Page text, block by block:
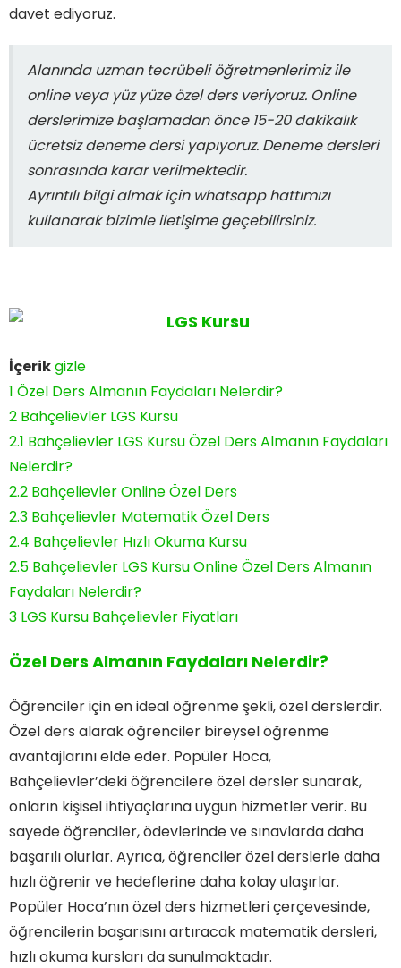
davet ediyoruz.
Alanında uzman tecrübeli öğretmenlerimiz ile
online veya yüz yüze özel ders veriyoruz. Online
derslerimize başlamadan önce 15-20 dakikalık
ücretsiz deneme dersi yapıyoruz. Deneme dersleri
sonrasında karar verilmektedir.
Ayrıntılı bilgi almak için whatsapp hattımızı
kullanarak bizimle iletişime geçebilirsiniz.
İçerikgizle
1 Özel Ders Almanın Faydaları Nelerdir?
2 Bahçelievler LGS Kursu
2.1 Bahçelievler LGS Kursu Özel Ders Almanın Faydaları
Nelerdir?
2.2 Bahçelievler Online Özel Ders
2.3 Bahçelievler Matematik Özel Ders
2.4 Bahçelievler Hızlı Okuma Kursu
2.5 Bahçelievler LGS Kursu Online Özel Ders Almanın
Faydaları Nelerdir?
3 LGS Kursu Bahçelievler Fiyatları
Özel Ders Almanın Faydaları Nelerdir?
Öğrenciler için en ideal öğrenme şekli, özel derslerdir.
Özel ders alarak öğrenciler bireysel öğrenme
avantajlarını elde eder. Popüler Hoca,
Bahçelievler’deki öğrencilere özel dersler sunarak,
onların kişisel ihtiyaçlarına uygun hizmetler verir. Bu
sayede öğrenciler, ödevlerinde ve sınavlarda daha
başarılı olurlar. Ayrıca, öğrenciler özel derslerle daha
hızlı öğrenir ve hedeflerine daha kolay ulaşırlar.
Popüler Hoca’nın özel ders hizmetleri çerçevesinde,
öğrencilerin başarısını artıracak matematik dersleri,
hızlı okuma kursları da sunulmaktadır.